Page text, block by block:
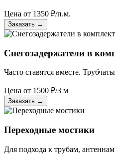
Цена от 1350 ₽/п.м.
Заказать →
Снегозадержатели в
Часто ставятся вместе.
Цена от 1500 ₽/3 м
Заказать →
Переходные мостики
Для подхода к трубам,